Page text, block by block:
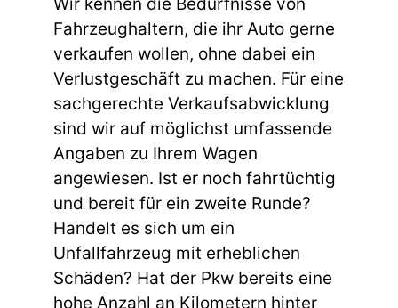
Wir kennen die Bedürfnisse von
Fahrzeughaltern, die ihr Auto gerne
verkaufen wollen, ohne dabei ein
Verlustgeschäft zu machen. Für eine
sachgerechte Verkaufsabwicklung
sind wir auf möglichst umfassende
Angaben zu Ihrem Wagen
angewiesen. Ist er noch fahrtüchtig
und bereit für ein zweite Runde?
Handelt es sich um ein
Unfallfahrzeug mit erheblichen
Schäden? Hat der Pkw bereits eine
hohe Anzahl an Kilometern hinter